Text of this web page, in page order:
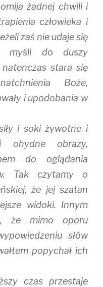
żadnej chwili i
człowieka i
zaś nie udaje się
myśli do duszy
stara się
Boże,
i upodobania w
i soki żywotne i
ohydne obrazy,
do oglądania
Tak czytamy o
że jej szatan
widoki. Innym
że mimo oporu
słów
popychał ich
czas przestaje